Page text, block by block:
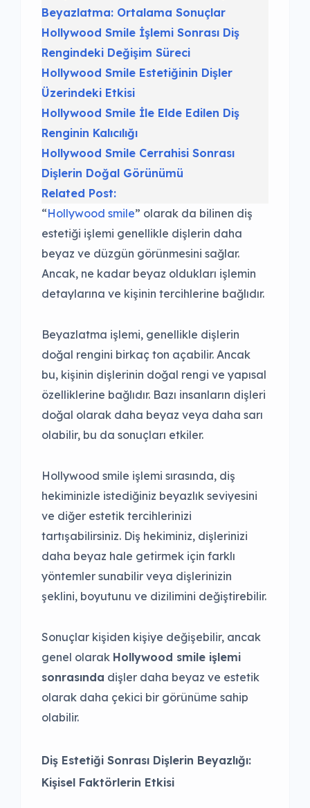
Beyazlatma: Ortalama Sonuçlar
Hollywood Smile İşlemi Sonrası Diş
Rengindeki Değişim Süreci
Hollywood Smile Estetiğinin Dişler
Üzerindeki Etkisi
Hollywood Smile İle Elde Edilen Diş
Renginin Kalıcılığı
Hollywood Smile Cerrahisi Sonrası
Dişlerin Doğal Görünümü
Related Post:
“Hollywood smile” olarak da bilinen diş
estetiği işlemi genellikle dişlerin daha
beyaz ve düzgün görünmesini sağlar.
Ancak, ne kadar beyaz oldukları işlemin
detaylarına ve kişinin tercihlerine bağlıdır.
Beyazlatma işlemi, genellikle dişlerin
doğal rengini birkaç ton açabilir. Ancak
bu, kişinin dişlerinin doğal rengi ve yapısal
özelliklerine bağlıdır. Bazı insanların dişleri
doğal olarak daha beyaz veya daha sarı
olabilir, bu da sonuçları etkiler.
Hollywood smile işlemi sırasında, diş
hekiminizle istediğiniz beyazlık seviyesini
ve diğer estetik tercihlerinizi
tartışabilirsiniz. Diş hekiminiz, dişlerinizi
daha beyaz hale getirmek için farklı
yöntemler sunabilir veya dişlerinizin
şeklini, boyutunu ve dizilimini değiştirebilir.
Sonuçlar kişiden kişiye değişebilir, ancak
genel olarak Hollywood smile işlemi
sonrasında dişler daha beyaz ve estetik
olarak daha çekici bir görünüme sahip
olabilir.
Diş Estetiği Sonrası Dişlerin Beyazlığı:
Kişisel Faktörlerin Etkisi